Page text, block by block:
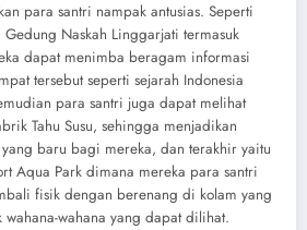
para santri nampak antusias. Seperti
Naskah Linggarjati termasuk
dapat menimba beragam informasi
tersebut seperti sejarah Indonesia
para santri juga dapat melihat
Tahu Susu, sehingga menjadikan
baru bagi mereka, dan terakhir yaitu
Aqua Park dimana mereka para santri
fisik dengan berenang di kolam yang
wahana yang dapat dilihat.